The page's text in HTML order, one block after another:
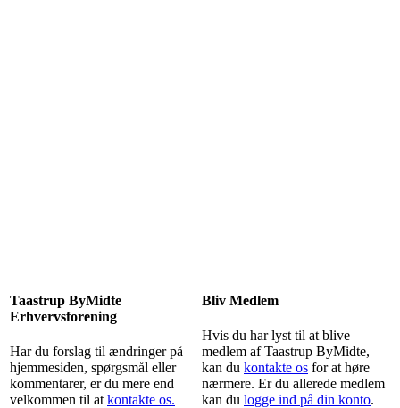
Taastrup ByMidte
Erhvervsforening
Har du forslag til ændringer på
hjemmesiden, spørgsmål eller
kommentarer, er du mere end
velkommen til at kontakte os.
Bliv Medlem
Hvis du har lyst til at blive
medlem af Taastrup ByMidte,
kan du kontakte os for at høre
nærmere. Er du allerede medlem
kan du logge ind på din konto.